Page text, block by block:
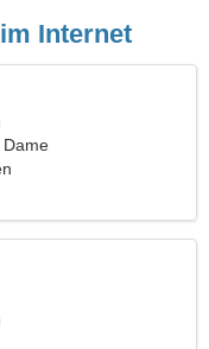
Internet